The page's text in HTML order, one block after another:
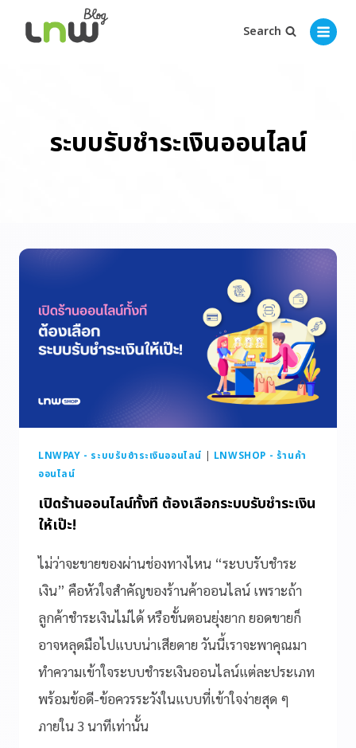
Search
ระบบรับชำระเงินออนไลน์
LNWPAY - ระบบรับชำระเงินออนไลน์ | LNWSHOP - ร้านค้า
ออนไลน์
เปิดร้านออนไลน์ทั้งที ต้องเลือกระบบรับชำระเงิน
ให้เป๊ะ!
ไม่ว่าจะขายของผ่านช่องทางไหน “ระบบรับชำระ
เงิน” คือหัวใจสำคัญของร้านค้าออนไลน์ เพราะถ้า
ลูกค้าชำระเงินไม่ได้ หรือขั้นตอนยุ่งยาก ยอดขายก็
อาจหลุดมือไปแบบน่าเสียดาย วันนี้เราจะพาคุณมา
ทำความเข้าใจระบบชำระเงินออนไลน์แต่ละประเภท
พร้อมข้อดี-ข้อควรระวังในแบบที่เข้าใจง่ายสุด ๆ
ภายใน 3 นาทีเท่านั้น